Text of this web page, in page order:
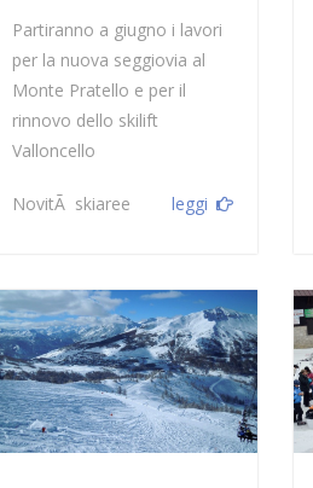
Partiranno a giugno i lavori
per la nuova seggiovia al
Monte Pratello e per il
rinnovo dello skilift
Valloncello
NovitÃ skiaree leggi